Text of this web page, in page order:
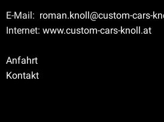
E-Mail: roman.knoll@custom-cars-
Internet: www.custom-cars-knoll.at
Anfahrt
Kontakt